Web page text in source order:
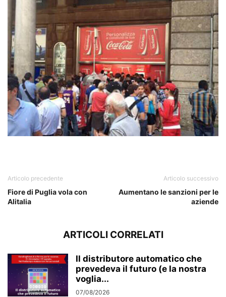
Articolo precedente
Fiore di Puglia vola con
Alitalia
Articolo successivo
Aumentano le sanzioni per le
aziende
ARTICOLI CORRELATI
Il distributore automatico che
prevedeva il futuro (e la nostra
voglia...
07/08/2026